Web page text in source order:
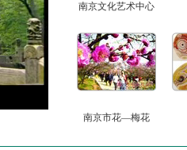
南京文化艺术中心
南京市花—梅花